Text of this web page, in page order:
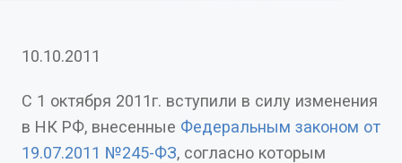
10.10.2011
С 1 октября 2011г. вступили в силу изменения
в НК РФ, внесенные Федеральным законом от
19.07.2011 №245-ФЗ, согласно которым